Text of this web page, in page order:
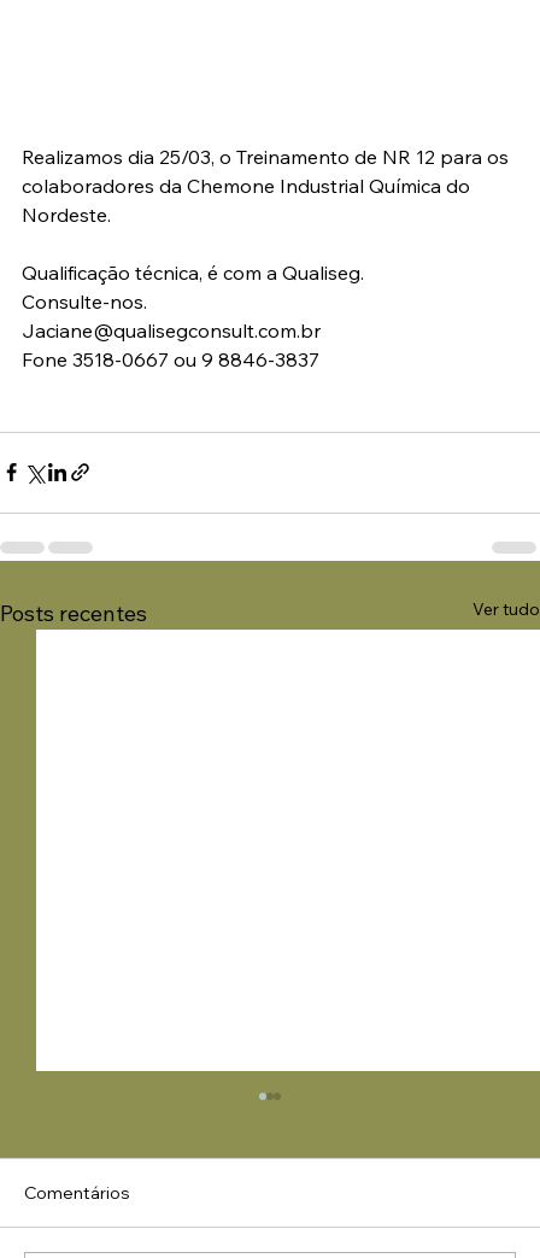
Realizamos dia 25/03, o Treinamento de NR 12 para os
colaboradores da Chemone Industrial Química do
Nordeste.
Qualificação técnica, é com a Qualiseg.
Consulte-nos.
Jaciane@qualisegconsult.com.br
Fone 3518-0667 ou 9 8846-3837
Posts recentes Ver tudo
Comentários